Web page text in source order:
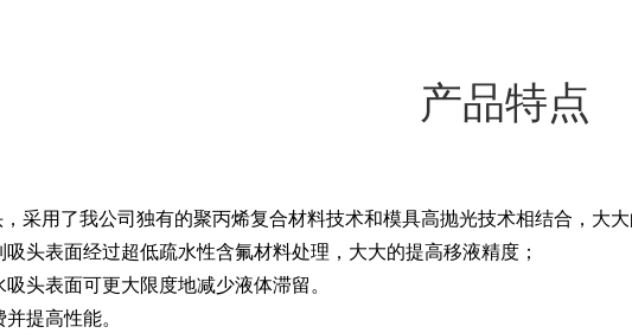
产品特点
采用了我公司独有的聚丙烯复合材料技术和模具高抛光技术相结合，大大
头表面经过超低疏水性含氟材料处理，大大的提高移液精度；
头表面可更大限度地减少液体滞留。
提高性能。